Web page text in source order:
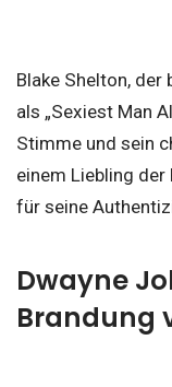
Blake Shelton, der
als „Sexiest Man
Stimme und sein
einem Liebling
für seine
Dwayne
Brandung